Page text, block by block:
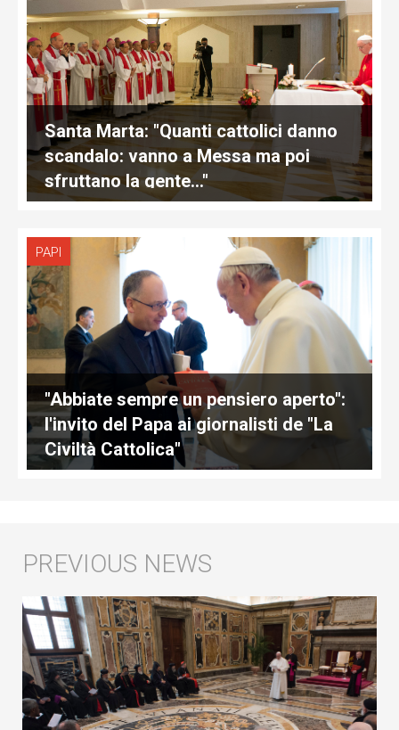
Santa Marta: "Quanti cattolici danno
scandalo: vanno a Messa ma poi
sfruttano la gente…"
PAPI
"Abbiate sempre un pensiero aperto":
l'invito del Papa ai giornalisti de "La
Civiltà Cattolica"